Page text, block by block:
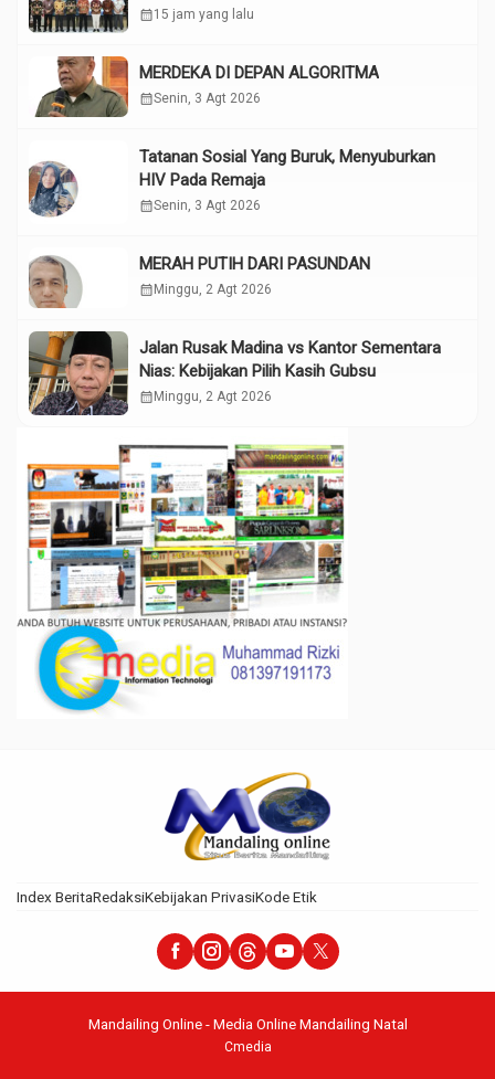
calendar_month15 jam yang lalu
MERDEKA DI DEPAN ALGORITMA
calendar_monthSenin, 3 Agt 2026
Tatanan Sosial Yang Buruk, Menyuburkan
HIV Pada Remaja
calendar_monthSenin, 3 Agt 2026
MERAH PUTIH DARI PASUNDAN
calendar_month Minggu, 2 Agt 2026
Jalan Rusak Madina vs Kantor Sementara
Nias: Kebijakan Pilih Kasih Gubsu
calendar_month Minggu, 2 Agt 2026
Index BeritaRedaksiKebijakan PrivasiKode Etik
Mandailing Online - Media Online Mandailing Natal
Cmedia